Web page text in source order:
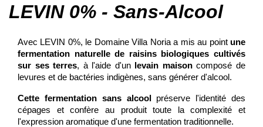
LEVIN 0% - Sans-Alcool
Avec LEVIN 0%, le Domaine Villa Noria a mis au point une
fermentation naturelle de raisins biologiques cultivés
sur ses terres, à l'aide d'un levain maisoncomposé de
levures et de bactéries indigènes, sans générer d'alcool.
Cette fermentation sans alcoolpréserve l'identité des
cépages et confère au produit toute la complexité et
l'expression aromatique d'une fermentation traditionnelle.